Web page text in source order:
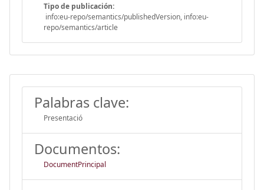
Tipo de publicación:
info:eu-repo/semantics/publishedVersion, info:eu-
repo/semantics/article
Palabras clave:
Presentació
Documentos:
DocumentPrincipal